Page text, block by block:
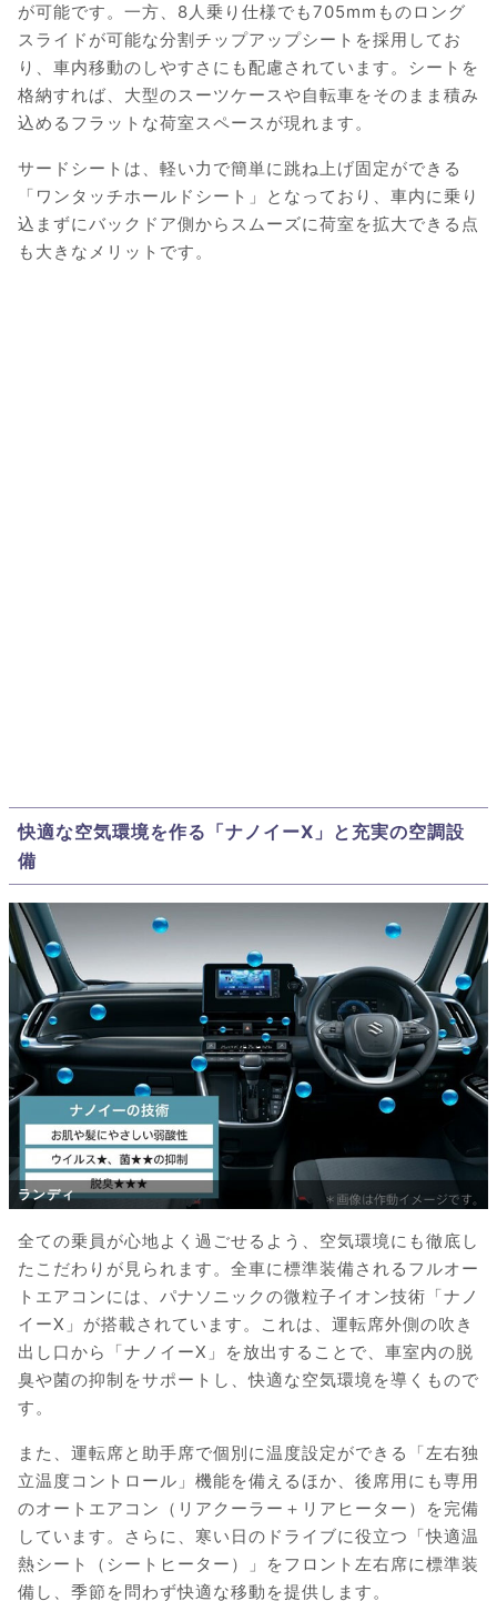
が可能です。一方、8人乗り仕様でも705mmものロング
スライドが可能な分割チップアップシートを採用してお
り、車内移動のしやすさにも配慮されています。シートを
格納すれば、大型のスーツケースや自転車をそのまま積み
込めるフラットな荷室スペースが現れます。
サードシートは、軽い力で簡単に跳ね上げ固定ができる
「ワンタッチホールドシート」となっており、車内に乗り
込まずにバックドア側からスムーズに荷室を拡大できる点
も大きなメリットです。
快適な空気環境を作る「ナノイーX」と充実の空調設
備
ランディ
全ての乗員が心地よく過ごせるよう、空気環境にも徹底し
たこだわりが見られます。全車に標準装備されるフルオー
トエアコンには、パナソニックの微粒子イオン技術「ナノ
イーX」が搭載されています。これは、運転席外側の吹き
出し口から「ナノイーX」を放出することで、車室内の脱
臭や菌の抑制をサポートし、快適な空気環境を導くもので
す。
また、運転席と助手席で個別に温度設定ができる「左右独
立温度コントロール」機能を備えるほか、後席用にも専用
のオートエアコン（リアクーラー＋リアヒーター）を完備
しています。さらに、寒い日のドライブに役立つ「快適温
熱シート（シートヒーター）」をフロント左右席に標準装
備し、季節を問わず快適な移動を提供します。